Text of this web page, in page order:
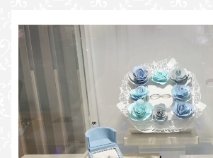
Marriage Ring
Fashion Jewelry
Anniversary
News Blog Shop List